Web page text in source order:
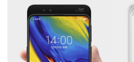
教學評測
EduTech
IT Times